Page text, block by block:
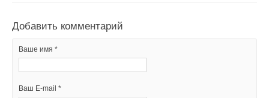
Добавить комментарий
Ваше имя *
Ваш E-mail *